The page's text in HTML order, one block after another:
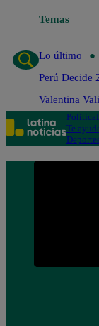
Temas
Lo último
Perú Decide
Valentina
Política
Te